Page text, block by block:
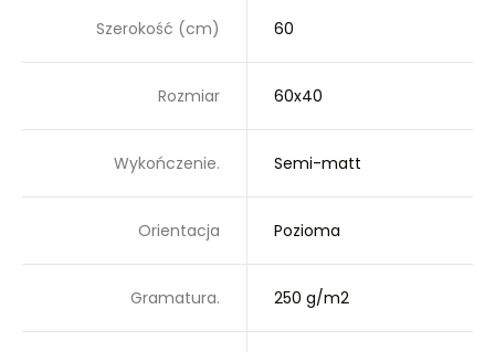
Szerokość (cm) 60
Rozmiar 60x40
Wykończenie. Semi-matt
Orientacja Pozioma
Gramatura. 250 g/m2